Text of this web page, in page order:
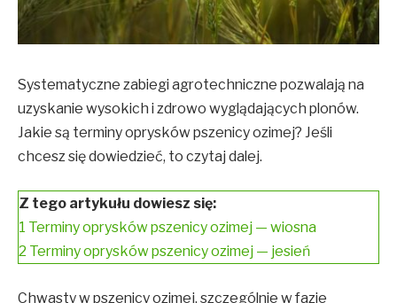
Systematyczne zabiegi agrotechniczne pozwalają na
uzyskanie wysokich i zdrowo wyglądających plonów.
Jakie są terminy oprysków pszenicy ozimej? Jeśli
chcesz się dowiedzieć, to czytaj dalej.
Z tego artykułu dowiesz się:
1 Terminy oprysków pszenicy ozimej — wiosna
2 Terminy oprysków pszenicy ozimej — jesień
Chwasty w pszenicy ozimej, szczególnie w fazie